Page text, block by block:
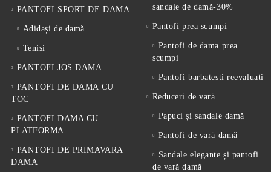
PANTOFI SPORT DE DAMA
Adidași de damă
Tenisi
PANTOFI JOS DAMA
PANTOFI DE DAMA CU
TOC
PANTOFI DAMA CU
PLATFORMA
PANTOFI DE PRIMAVARA
DAMA
sandale de damă-30%
Pantofi prea scumpi
Pantofi de dama prea
scumpi
Pantofi barbatesti reevaluati
Reduceri de vară
Papuci și sandale damă
Pantofi de vară damă
Sandale elegante și pantofi
de vară damă